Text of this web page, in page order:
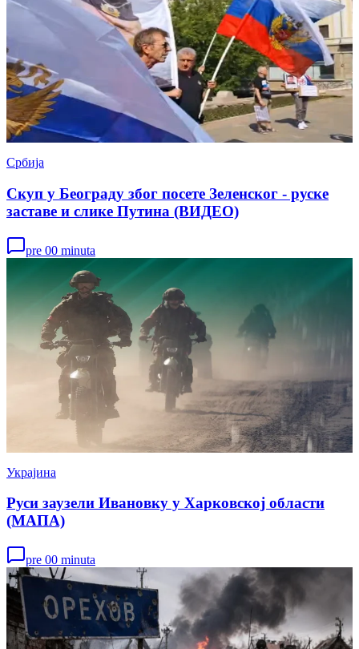
Србија
Скуп у Београду због посете Зеленског - руске
заставе и слике Путина (ВИДЕО)
pre 00 minuta
Украјина
Руси заузели Ивановку у Харковској области
(МАПА)
pre 00 minuta